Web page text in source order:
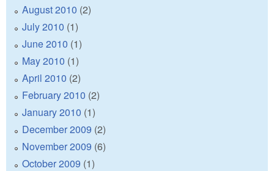
August 2010 (2)
July 2010 (1)
June 2010 (1)
May 2010 (1)
April 2010 (2)
February 2010 (2)
January 2010 (1)
December 2009 (2)
November 2009 (6)
October 2009 (1)